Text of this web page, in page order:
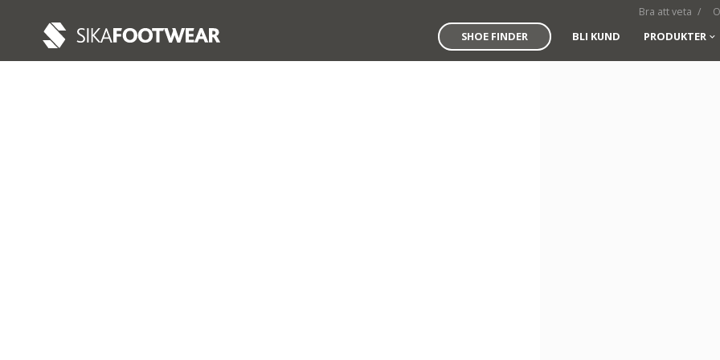
Bra att veta
SHOE FINDER BLI KUND PRODUKTER 